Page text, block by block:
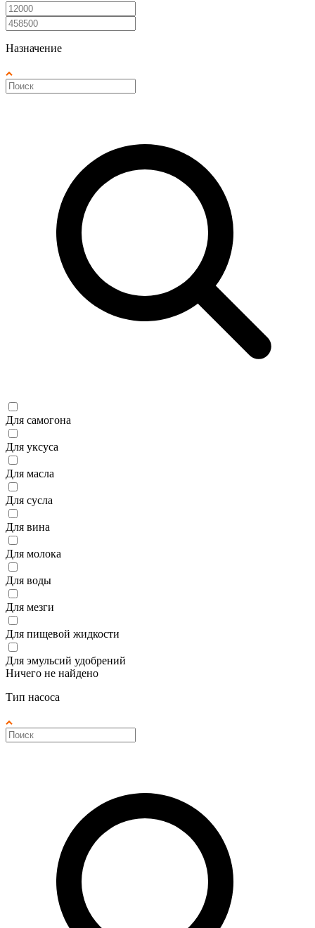
Назначение
Для самогона
Для уксуса
Для масла
Для сусла
Для вина
Для молока
Для воды
Для мезги
Для пищевой жидкости
Для эмульсий удобрений
Ничего не найдено
Тип насоса